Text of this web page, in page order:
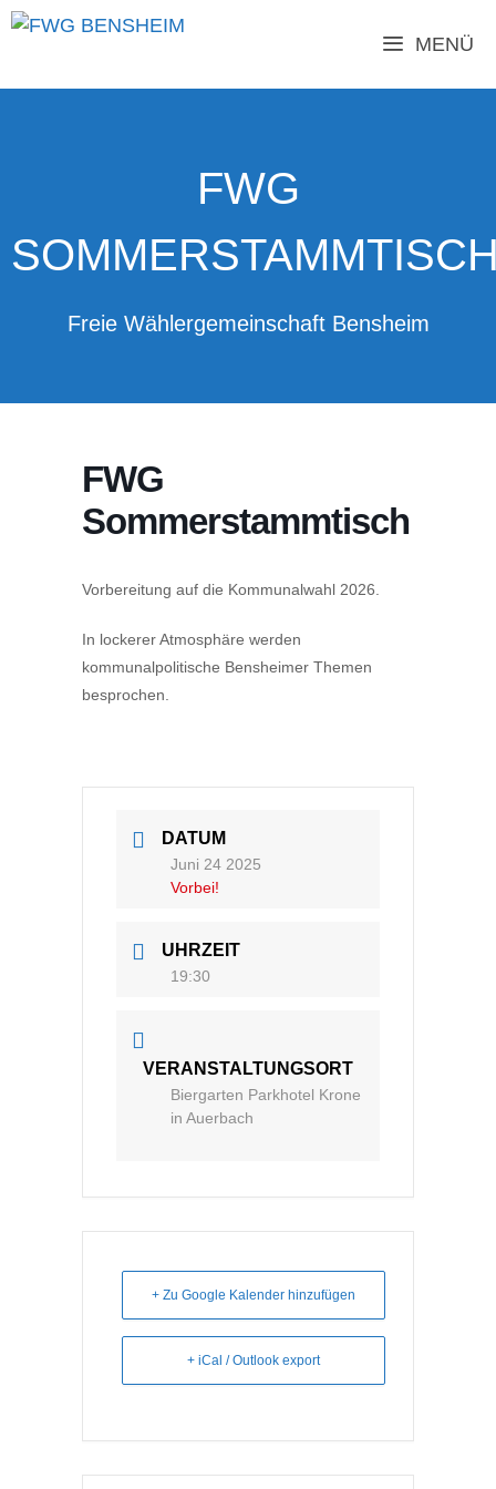
Zum
MENÜ
FWG
Freie Wählergemeinschaft Bensheim
FWG
Sommerstammtisch
Vorbereitung auf die Kommunalwahl 2026.
In lockerer Atmosphäre werden
kommunalpolitische Bensheimer Themen
besprochen.
DATUM
Juni 24 2025
Vorbei!
UHRZEIT
19:30
VERANSTALTUNGSORT
Biergarten Parkhotel Krone
in Auerbach
+ Zu Google Kalender hinzufügen
+ iCal / Outlook export